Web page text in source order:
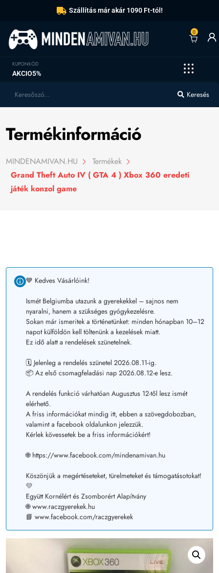
Szállítás már akár 1090 Ft-tól!
0
KUPONKÓD
AKCIO5%
Keresés
Termékinformáció
MINDENAMIVAN.HU
Termékek
Grand Theft Auto IV ( GTA 4 ) Xbox 360 eredeti
játék konzol game
💙 Kedves Vásárlóink!
Ismét Belgiumba utazunk a gyerekekkel – sajnos nem
nyaralni, hanem a szükséges gyógykezelésre.
Sokan már ismeritek a történetünket: minden hónapban 10–12
napot külföldön kell töltenünk a kezelések miatt.
Ez idő alatt a rendelések szünetelnek.
🗓️ Jelenleg a rendelés szünetel 2026.08.11-ig.
📦 Az első csomagfeladási nap 2026.08.12-e lesz.
A rendelés funkció várhatóan Augusztus 12-től lesz ismét
elérhető.
A friss információkat mindig itt, ebben a szövegdobozban,
valamint a facebook oldalunkon jelezzük.
Kérlek kövessetek be a friss információkért!
🌐 https://www.facebook.com/mindenamivan.hu
Köszönjük a megértéseteket, türelmeteket és támogatásotokat!
💛
Együtt Kornélért és Zsomborért Alapítvány
🌐 www.raczgyerekek.hu
📘 www.facebook.com/raczgyerekek